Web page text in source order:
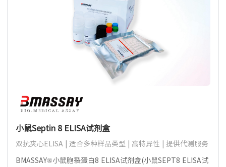
小鼠Septin 8 ELISA试剂盒
双抗夹心ELISA | 适合多种样品类型 | 高特异性 | 提供代测服务
BMASSAY®小鼠胞裂蛋白8 ELISA试剂盒(小鼠SEPT8 ELISA试